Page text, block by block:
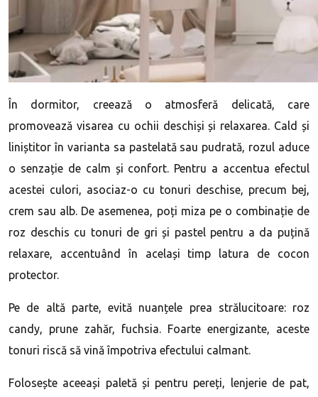
În dormitor, creează o atmosferă delicată, care
promovează visarea cu ochii deschiși și relaxarea. Cald și
liniștitor în varianta sa pastelată sau pudrată, rozul aduce
o senzație de calm și confort. Pentru a accentua efectul
acestei culori, asociaz-o cu tonuri deschise, precum bej,
crem sau alb. De asemenea, poți miza pe o combinație de
roz deschis cu tonuri de gri și pastel pentru a da puțină
relaxare, accentuând în același timp latura de cocon
protector.
Pe de altă parte, evită nuanțele prea strălucitoare: roz
candy, prune zahăr, fuchsia. Foarte energizante, aceste
tonuri riscă să vină împotriva efectului calmant.
Folosește aceeași paletă și pentru pereți, lenjerie de pat,